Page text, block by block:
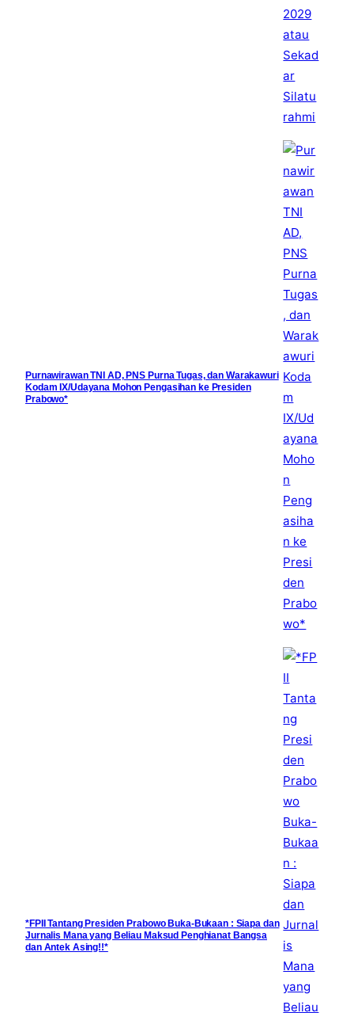
Purnawirawan TNI AD, PNS Purna Tugas, dan Warakawuri
Kodam IX/Udayana Mohon Pengasihan ke Presiden
Prabowo*
*FPII Tantang Presiden Prabowo Buka-Bukaan : Siapa dan
Jurnalis Mana yang Beliau Maksud Penghianat Bangsa
dan Antek Asing!!*